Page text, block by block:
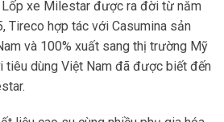
Lốp xe Milestar được ra đời từ năm
Tireco hợp tác với Casumina sản
và 100% xuất sang thị trường Mỹ
tiêu dùng Việt Nam đã được biết đến